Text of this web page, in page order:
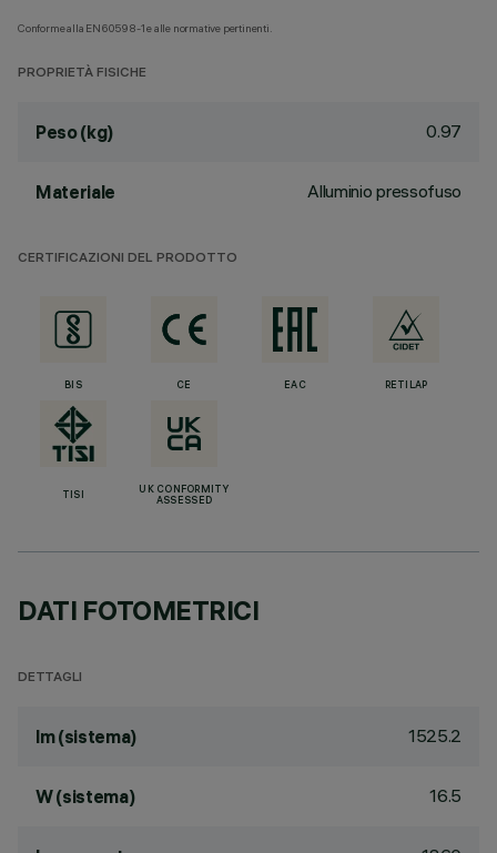
Conforme alla EN60598-1 e alle normative pertinenti.
PROPRIETÀ FISICHE
Peso (kg) 0.97
Materiale Alluminio pressofuso
CERTIFICAZIONI DEL PRODOTTO
BIS CE EAC RETILAP
TISI
UK CONFORMITY
ASSESSED
DATI FOTOMETRICI
DETTAGLI
lm (sistema) 1525.2
W (sistema) 16.5